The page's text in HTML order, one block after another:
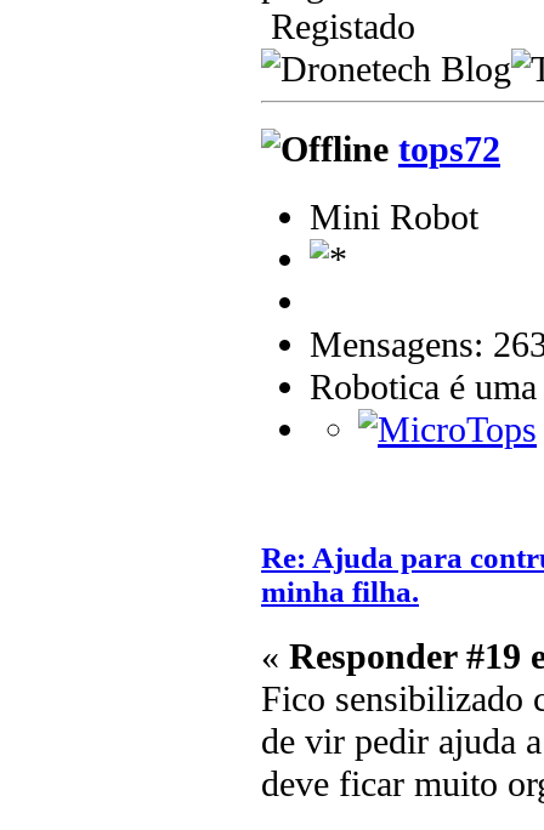
Registado
tops72
Mini Robot
Mensagens:
Robotica é
Re: Ajuda para
minha filha.
« Responder #19
Fico sensibilizado
de vir pedir ajuda
deve ficar muito